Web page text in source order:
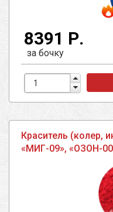
8391 Р.
за бочку
Краситель (колер,
«МИГ-09», «ОЗОН-